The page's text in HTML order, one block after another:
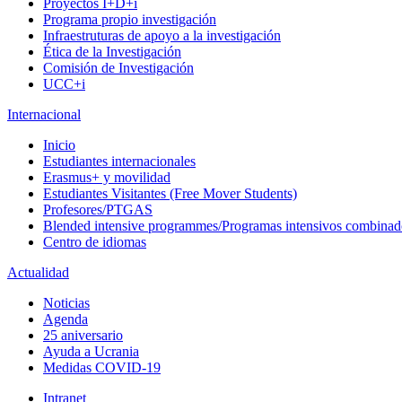
Proyectos I+D+i
Programa propio investigación
Infraestruturas de apoyo a la investigación
Ética de la Investigación
Comisión de Investigación
UCC+i
Internacional
Inicio
Estudiantes internacionales
Erasmus+ y movilidad
Estudiantes Visitantes (Free Mover Students)
Profesores/PTGAS
Blended intensive programmes/Programas intensivos
Centro de idiomas
Actualidad
Noticias
Agenda
25 aniversario
Ayuda a Ucrania
Medidas COVID-19
Intranet